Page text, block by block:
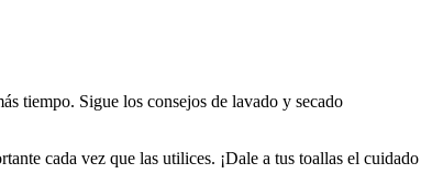
tiempo. Sigue los consejos de lavado y secado
cada vez que las utilices. ¡Dale a tus toallas el cuidado